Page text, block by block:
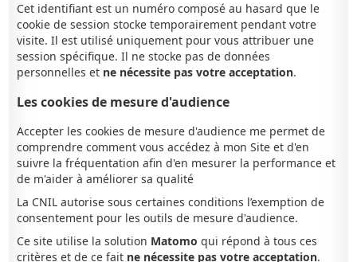
Cet identifiant est un numéro composé au hasard que le
cookie de session stocke temporairement pendant votre
visite. Il est utilisé uniquement pour vous attribuer une
session spécifique. Il ne stocke pas de données
personnelles et ne nécessite pas votre acceptation.
Les cookies de mesure d'audience
Accepter les cookies de mesure d'audience me permet de
comprendre comment vous accédez à mon Site et d'en
suivre la fréquentation afin d'en mesurer la performance et
de m'aider à améliorer sa qualité
La CNIL autorise sous certaines conditions l’exemption de
consentement pour les outils de mesure d'audience.
Ce site utilise la solution Matomo qui répond à tous ces
critères et de ce fait ne nécessite pas votre acceptation.